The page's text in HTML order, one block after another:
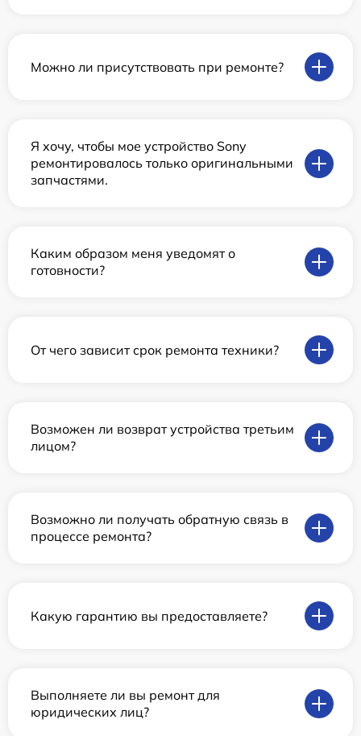
Можно ли присутствовать при ремонте?
Я хочу, чтобы мое устройство Sony
ремонтировалось только оригинальными
запчастями.
Каким образом меня уведомят о
готовности?
От чего зависит срок ремонта техники?
Возможен ли возврат устройства третьим
лицом?
Возможно ли получать обратную связь в
процессе ремонта?
Какую гарантию вы предоставляете?
Выполняете ли вы ремонт для
юридических лиц?